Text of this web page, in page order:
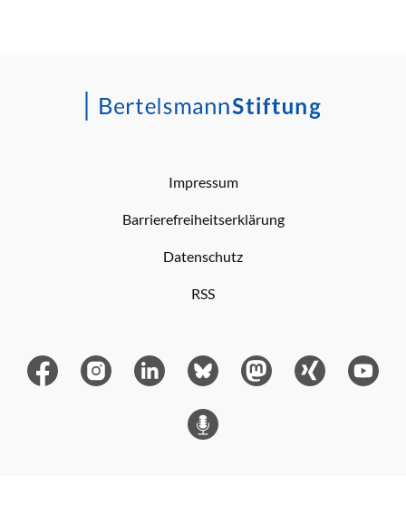
Impressum
Barrierefreiheitserklärung
Datenschutz
RSS